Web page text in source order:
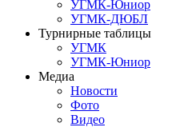
УГМК-Юниор
УГМК-ДЮБЛ
Турнирные таблицы
УГМК
УГМК-Юниор
Медиа
Новости
Фото
Видео